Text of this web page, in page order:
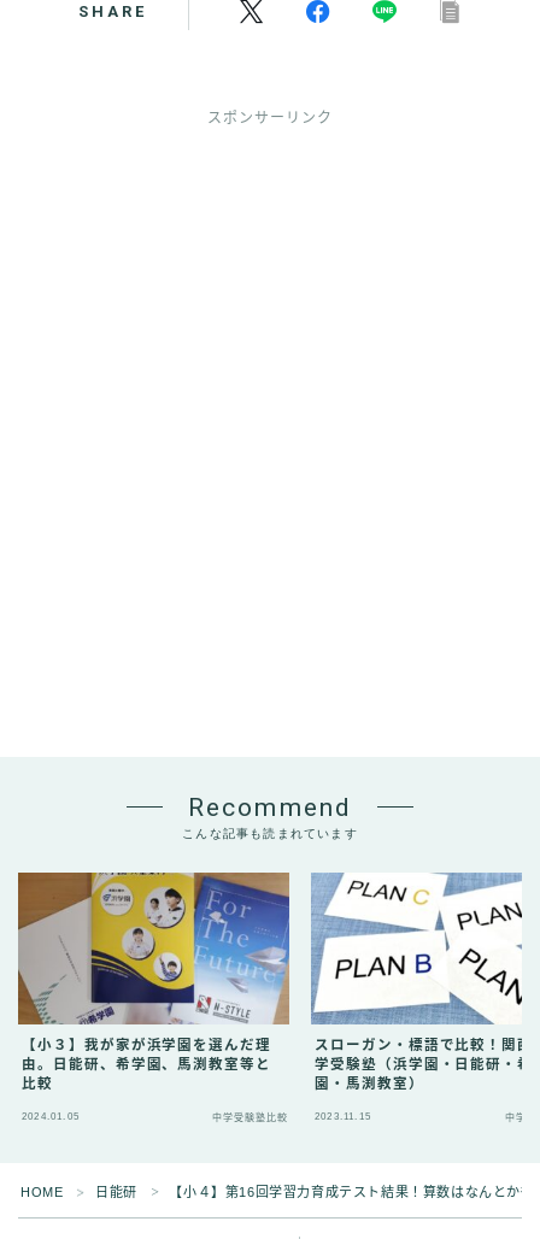
SHARE
スポンサーリンク
Recommend
こんな記事も読まれています
【小３】我が家が浜学園を選んだ理
由。日能研、希学園、馬渕教室等と
比較
2024.01.05 中学受験塾比較
スローガン・標語で比較！関西
学受験塾（浜学園・日能研・希
園・馬渕教室）
2023.11.15 中学受
HOME ＞ 日能研 ＞ 【小４】第16回学習力育成テスト結果！算数はなんとか復